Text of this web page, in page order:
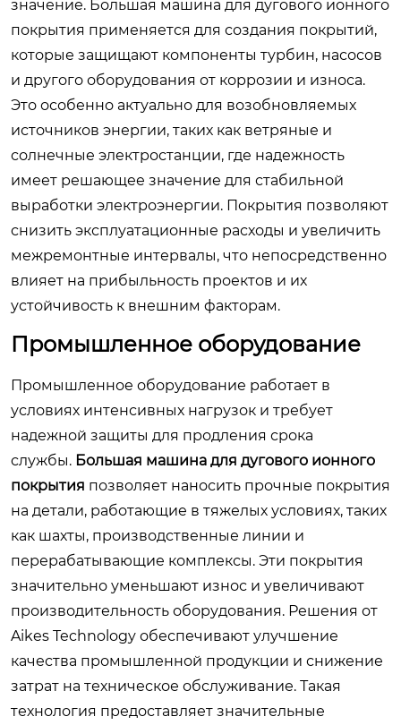
значение. Большая машина для дугового ионного
покрытия применяется для создания покрытий,
которые защищают компоненты турбин, насосов
и другого оборудования от коррозии и износа.
Это особенно актуально для возобновляемых
источников энергии, таких как ветряные и
солнечные электростанции, где надежность
имеет решающее значение для стабильной
выработки электроэнергии. Покрытия позволяют
снизить эксплуатационные расходы и увеличить
межремонтные интервалы, что непосредственно
влияет на прибыльность проектов и их
устойчивость к внешним факторам.
Промышленное оборудование
Промышленное оборудование работает в
условиях интенсивных нагрузок и требует
надежной защиты для продления срока
службы. Большая машина для дугового ионного
покрытия позволяет наносить прочные покрытия
на детали, работающие в тяжелых условиях, таких
как шахты, производственные линии и
перерабатывающие комплексы. Эти покрытия
значительно уменьшают износ и увеличивают
производительность оборудования. Решения от
Aikes Technology обеспечивают улучшение
качества промышленной продукции и снижение
затрат на техническое обслуживание. Такая
технология предоставляет значительные